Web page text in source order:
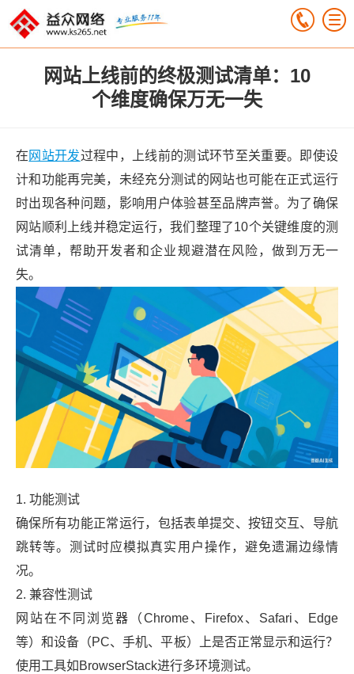
网站上线前的终极测试清单：10
个维度确保万无一失
在 网站开发过程中，上线前的测试环节至关重要。即使设
计和功能再完美，未经充分测试的网站也可能在正式运行
时出现各种问题，影响用户体验甚至品牌声誉。为了确保
网站顺利上线并稳定运行，我们整理了10个关键维度的测
试清单，帮助开发者和企业规避潜在风险，做到万无一
失。
1. 功能测试
确保所有功能正常运行，包括表单提交、按钮交互、导航
跳转等。测试时应模拟真实用户操作，避免遗漏边缘情
况。
2. 兼容性测试
网站在不同浏览器（Chrome、Firefox、Safari、Edge
等）和设备（PC、手机、平板）上是否正常显示和运行？
使用工具如BrowserStack进行多环境测试。